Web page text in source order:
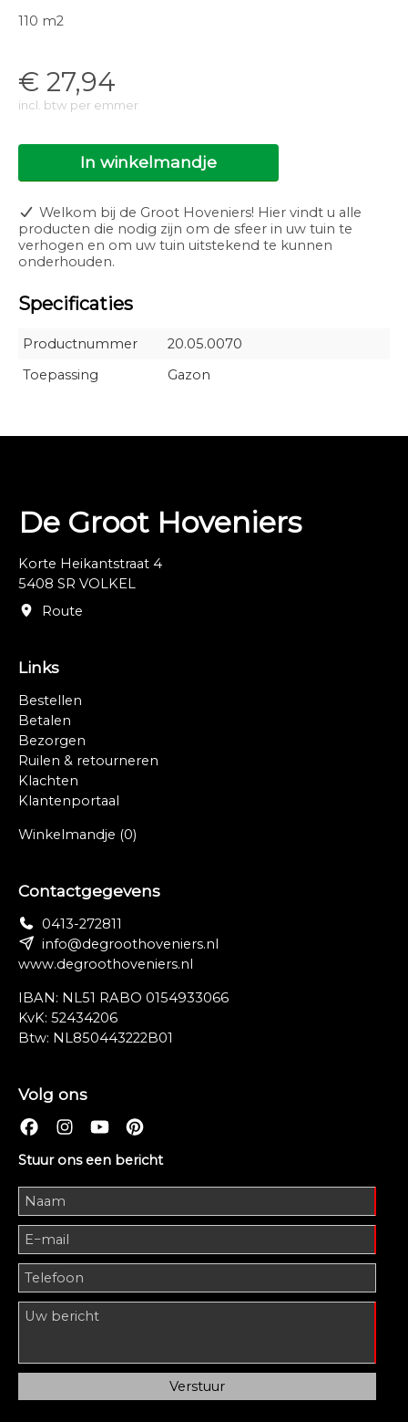
110 m2
€ 27,94
incl. btw per emmer
In winkelmandje
Welkom bij de Groot Hoveniers! Hier vindt u alle
producten die nodig zijn om de sfeer in uw tuin te
verhogen en om uw tuin uitstekend te kunnen
onderhouden.
Specificaties
Productnummer
20.05.0070
Toepassing
Gazon
De Groot Hoveniers
Korte Heikantstraat 4
5408 SR VOLKEL
Route
Links
Bestellen
Betalen
Bezorgen
Ruilen & retourneren
Klachten
Klantenportaal
Winkelmandje (0)
Contactgegevens
0413-272811
info@degroothoveniers.nl
www.degroothoveniers.nl
IBAN: NL51 RABO 0154933066
KvK: 52434206
Btw: NL850443222B01
Volg ons
Stuur ons een bericht